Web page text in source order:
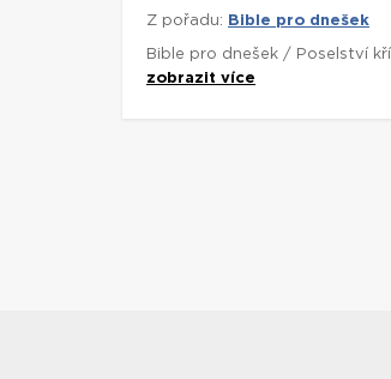
Z pořadu: Bible pro dnešek
Bible pro dnešek / Poselství
zobrazit více